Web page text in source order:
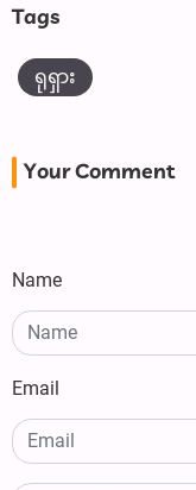
Tags
ရုရှား
Your Comment
Name
Email